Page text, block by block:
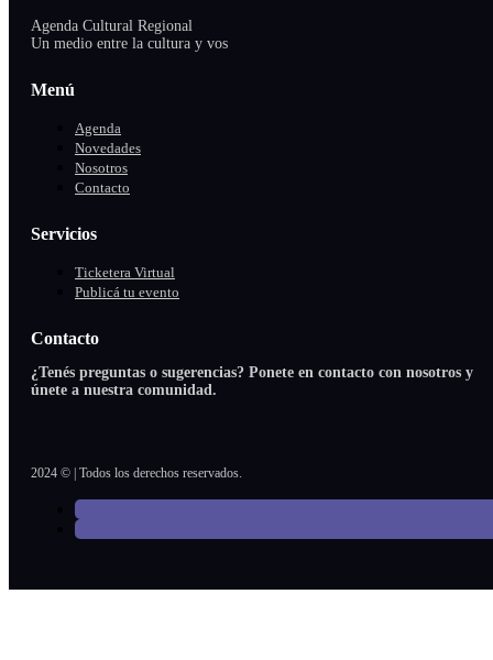
Agenda Cultural Regional
Un medio entre la cultura y vos
Menú
Agenda
Novedades
Nosotros
Contacto
Servicios
Ticketera Virtual
Publicá tu evento
Contacto
¿Tenés preguntas o sugerencias? Ponete en contacto con nosotros y
únete a nuestra comunidad.
2024 © | Todos los derechos reservados.